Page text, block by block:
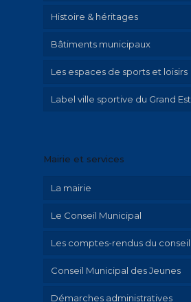
Histoire & héritages
Patrimoine
Parcours historique
Illustrations Irolla
Bâtiments municipaux
Les espaces de sports et loisirs
Label ville sportive du Grand Est
Mairie et services
La mairie
Le Conseil Municipal
Les comptes-rendus du conseil
Conseil Municipal des Jeunes
Démarches administratives